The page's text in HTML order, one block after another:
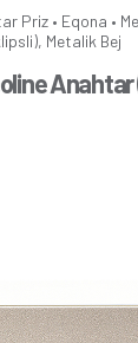
Priz • Eqona •
Metalik Bej
Anahtar